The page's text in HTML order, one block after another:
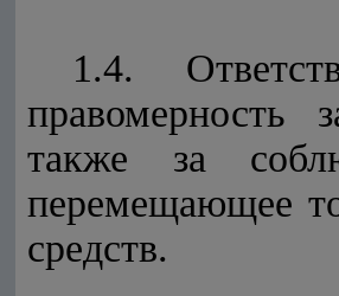
1.4.
правомерность
также за
перемещающее
средств.